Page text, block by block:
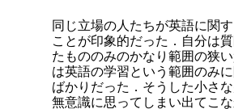
同じ立場の人たちが英語に関
ことが印象的だった．自分は
たもののみのかなり範囲の狭
は英語の学習という範囲のみ
ばかりだった．そうした小さ
無意識に思ってしまい出てこ